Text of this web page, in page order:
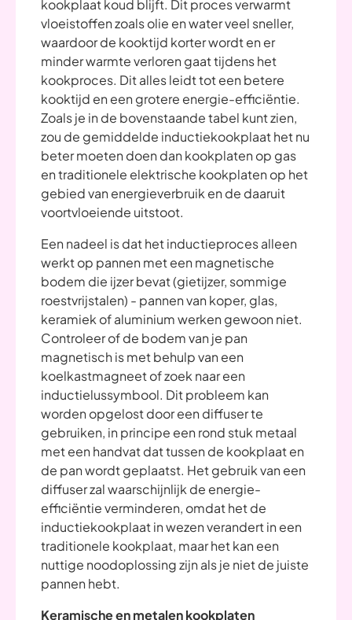
kookplaat koud blijft. Dit proces verwarmt
vloeistoffen zoals olie en water veel sneller,
waardoor de kooktijd korter wordt en er
minder warmte verloren gaat tijdens het
kookproces. Dit alles leidt tot een betere
kooktijd en een grotere energie-efficiëntie.
Zoals je in de bovenstaande tabel kunt zien,
zou de gemiddelde inductiekookplaat het nu
beter moeten doen dan kookplaten op gas
en traditionele elektrische kookplaten op het
gebied van energieverbruik en de daaruit
voortvloeiende uitstoot.
Een nadeel is dat het inductieproces alleen
werkt op pannen met een magnetische
bodem die ijzer bevat (gietijzer, sommige
roestvrijstalen) - pannen van koper, glas,
keramiek of aluminium werken gewoon niet.
Controleer of de bodem van je pan
magnetisch is met behulp van een
koelkastmagneet of zoek naar een
inductielussymbool. Dit probleem kan
worden opgelost door een diffuser te
gebruiken, in principe een rond stuk metaal
met een handvat dat tussen de kookplaat en
de pan wordt geplaatst. Het gebruik van een
diffuser zal waarschijnlijk de energie-
efficiëntie verminderen, omdat het de
inductiekookplaat in wezen verandert in een
traditionele kookplaat, maar het kan een
nuttige noodoplossing zijn als je niet de juiste
pannen hebt.
Keramische en metalen kookplaten